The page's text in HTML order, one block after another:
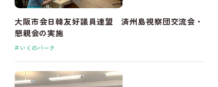
大阪市会日韓友好議員連盟 済州島視察団交流会・
懇親会の実施
いくのパーク